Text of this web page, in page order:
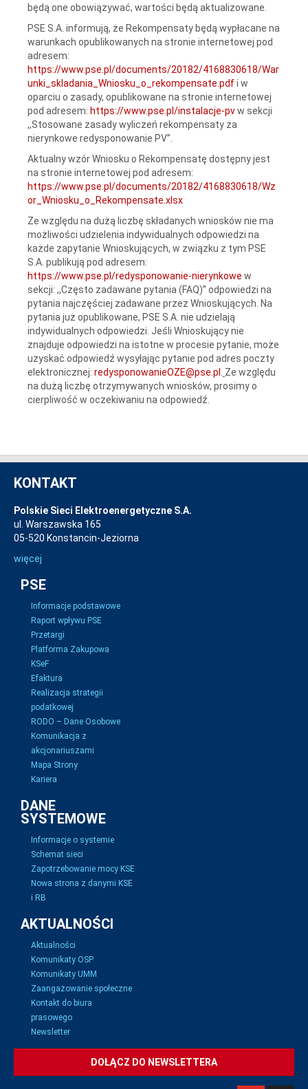
będą one obowiązywać, wartości będą aktualizowane.
PSE S.A. informują, że Rekompensaty będą wypłacane na
warunkach opublikowanych na stronie internetowej pod
adresem:
https://www.pse.pl/documents/20182/4168830618/War
unki_skladania_Wniosku_o_rekompensate.pdfi w
oparciu o zasady, opublikowane na stronie internetowej
pod adresem: https://www.pse.pl/instalacje-pvw sekcji
,,Stosowane zasady wyliczeń rekompensaty za
nierynkowe redysponowanie PV”.
Aktualny wzór Wniosku o Rekompensatę dostępny jest
na stronie internetowej pod adresem:
https://www.pse.pl/documents/20182/4168830618/Wz
or_Wniosku_o_Rekompensate.xlsx
Ze względu na dużą liczbę składanych wniosków nie ma
możliwości udzielenia indywidualnych odpowiedzi na
każde zapytanie Wnioskujących, w związku z tym PSE
S.A. publikują pod adresem:
https://www.pse.pl/redysponowanie-nierynkowe w
sekcji: ,,Często zadawane pytania (FAQ)” odpowiedzi na
pytania najczęściej zadawane przez Wnioskujących. Na
pytania już opublikowane, PSE S.A. nie udzielają
indywidualnych odpowiedzi. Jeśli Wnioskujący nie
znajduje odpowiedzi na istotne w procesie pytanie, może
uzyskać odpowiedź wysyłając pytanie pod adres poczty
elektronicznej: redysponowanieOZE@pse.pl
Ze względu
na dużą liczbę otrzymywanych wniosków, prosimy o
cierpliwość w oczekiwaniu na odpowiedź.
KONTAKT
Polskie Sieci Elektroenergetyczne S.A.
ul. Warszawska 165
05-520 Konstancin-Jeziorna
więcej
PSE
Informacje podstawowe
Raport wpływu PSE
Przetargi
Platforma Zakupowa
KSeF
Efaktura
Realizacja strategii
podatkowej
RODO – Dane Osobowe
Komunikacja z
akcjonariuszami
Mapa Strony
Kariera
DANE
SYSTEMOWE
Informacje o systemie
Schemat sieci
Zapotrzebowanie mocy KSE
Nowa strona z danymi KSE
i RB
AKTUALNOŚCI
Aktualności
Komunikaty OSP
Komunikaty UMM
Zaangażowanie społeczne
Kontakt do biura
prasowego
Newsletter
DOŁĄCZ DO NEWSLETTERA